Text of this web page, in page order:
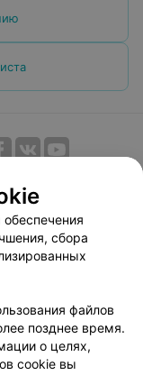
договор
оплаты
сбора
файлов
позднее время.
о целях,
cookie вы